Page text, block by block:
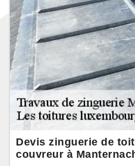
Devis zinguerie de
couvreur à